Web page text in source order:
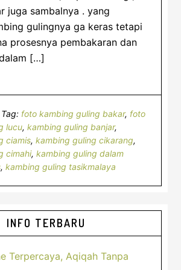
juga sambalnya . yang
gulingnya ga keras tetapi
prosesnya pembakaran dan
[…]
Tag: foto kambing guling bakar, foto
lucu,kambing guling banjar,
ciamis,kambing guling cikarang,
cimahi,kambing guling dalam
,kambing guling tasikmalaya
INFO TERBARU
Terpercaya, Aqiqah Tanpa